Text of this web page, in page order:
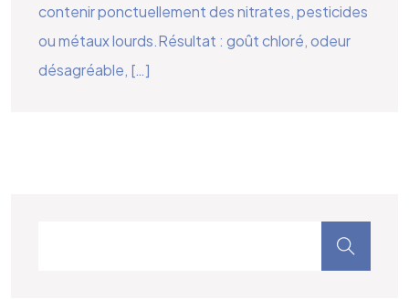
contenir ponctuellement des nitrates, pesticides
ou métaux lourds.Résultat : goût chloré, odeur
désagréable, […]